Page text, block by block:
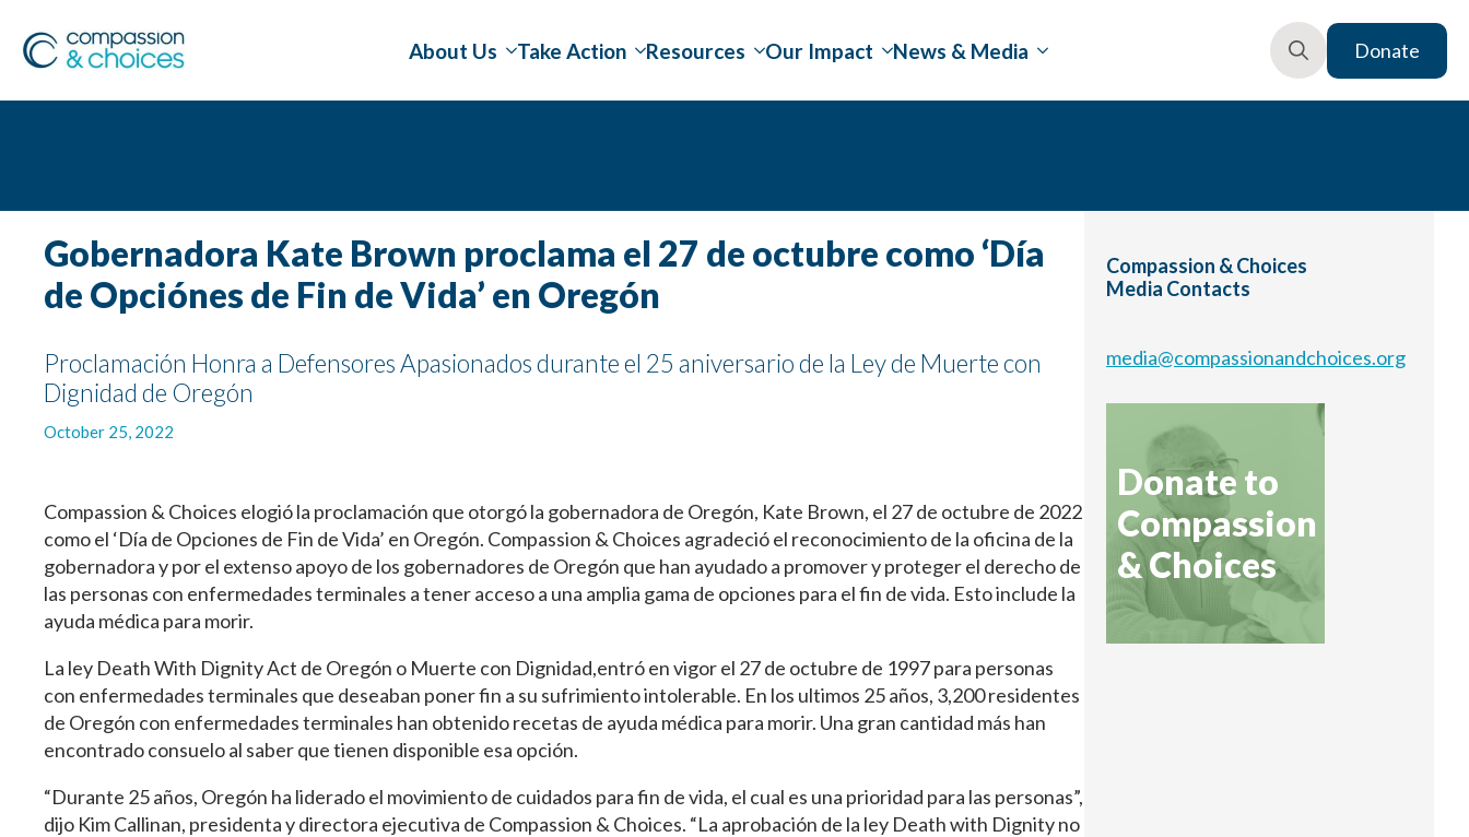
About Us Take Action Resources Our Impact News & Media Donate
Gobernadora Kate Brown proclama el 27 de octubre como ‘Día
de Opciónes de Fin de Vida’ en Oregón
Proclamación Honra a Defensores Apasionados durante el 25 aniversario de la Ley de Muerte con
Dignidad de Oregón
October 25, 2022
Compassion & Choices elogió la proclamación que otorgó la gobernadora de Oregón, Kate Brown, el 27 de octubre de 2022
como el ‘Día de Opciones de Fin de Vida’ en Oregón. Compassion & Choices agradeció el reconocimiento de la oficina de la
gobernadora y por el extenso apoyo de los gobernadores de Oregón que han ayudado a promover y proteger el derecho de
las personas con enfermedades terminales a tener acceso a una amplia gama de opciones para el fin de vida. Esto include la
ayuda médica para morir.
La ley Death With Dignity Act de Oregón o Muerte con Dignidad,entró en vigor el 27 de octubre de 1997 para personas
con enfermedades terminales que deseaban poner fin a su sufrimiento intolerable. En los ultimos 25 años, 3,200 residentes
de Oregón con enfermedades terminales han obtenido recetas de ayuda médica para morir. Una gran cantidad más han
encontrado consuelo al saber que tienen disponible esa opción.
“Durante 25 años, Oregón ha liderado el movimiento de cuidados para fin de vida, el cual es una prioridad para las personas”,
dijo Kim Callinan, presidenta y directora ejecutiva de Compassion & Choices. “La aprobación de la ley Death with Dignity no
Compassion & Choices
Media Contacts
media@compassionandchoices.org
Donate to
Compassion
& Choices